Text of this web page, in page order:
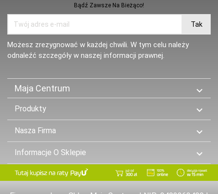
Bądź Zawsze Na Bieżąco!
Możesz zrezygnować w każdej chwili. W tym celu należy
odnaleźć szczegóły w naszej informacji prawnej.
Maja Centrum 
Produkty 
Nasza Firma 
Informacje O Sklepie 